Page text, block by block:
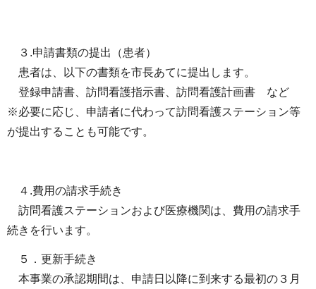
３.申請書類の提出（患者）
患者は、以下の書類を市長あてに提出します。
登録申請書、訪問看護指示書、訪問看護計画書 など
※必要に応じ、申請者に代わって訪問看護ステーション等
が提出することも可能です。
４.費用の請求手続き
訪問看護ステーションおよび医療機関は、費用の請求手
続きを行います。
５．更新手続き
本事業の承認期間は、申請日以降に到来する最初の３月